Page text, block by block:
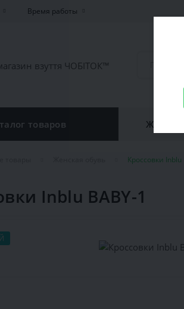
Время работы
товаров
Кроссовки Inblu
Inblu BABY-1